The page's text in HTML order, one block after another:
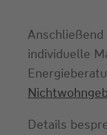
individuelle
Details